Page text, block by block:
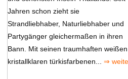
Jahren schon zieht sie
Strandliebhaber, Naturliebhaber und
Partygänger gleichermaßen in ihren
Bann. Mit seinen traumhaften
kristallklaren türkisfarbenen... ⇒